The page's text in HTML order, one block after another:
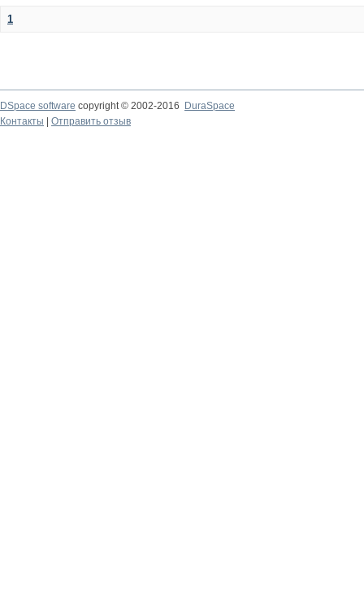
1
DSpace software copyright © 2002-2016
DuraSpace
Контакты
Отправить отзыв